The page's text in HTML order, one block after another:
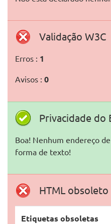
Validação W3C
Erros : 1
Avisos : 0
Privacidade do
Boa! Nenhum endereço
forma de texto!
HTML obsoleto
Etiquetas obsoletas